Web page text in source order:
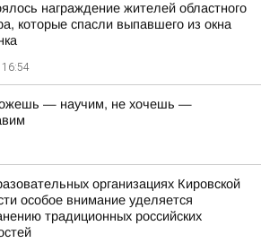
награждение жителей областного
которые спасли выпавшего из окна
16:54
— научим, не хочешь —
организациях Кировской
особое внимание уделяется
традиционных российских